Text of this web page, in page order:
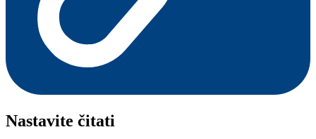
Nastavite čitati